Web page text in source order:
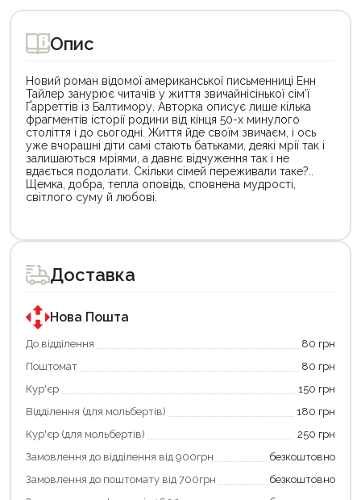
Опис
Новий роман відомої американської письменниці Енн
Тайлер занурює читачів у життя звичайнісінької сім’ї
Ґарреттів із Балтимору. Авторка описує лише кілька
фрагментів історії родини від кінця 50-х минулого
століття і до сьогодні. Життя йде своїм звичаєм, і ось
уже вчорашні діти самі стають батьками, деякі мрії так і
залишаються мріями, а давнє відчуження так і не
вдається подолати. Скільки сімей переживали таке?..
Щемка, добра, тепла оповідь, сповнена мудрості,
світлого суму й любові.
товар
для
покупки
державною
програмою
єКнига.
Використовуйте
карту
щоб
зекономити
та
отримати
переваги!
картою
єКнига
товар
для
покупки
державною
програмою
«Національний
кешбек».
покупку
«Національний
кешбек»
та
отримуйте
повернення
Економте
більше
Доставка
Нова Пошта
До відділення
80 грн
Поштомат
80 грн
Кур'єр
150 грн
Відділення (для мольбертів)
180 грн
Кур'єр (для мольбертів)
250 грн
Замовлення до відділення від 900грн
безкоштовно
Замовлення до поштомату від 700грн
безкоштовно